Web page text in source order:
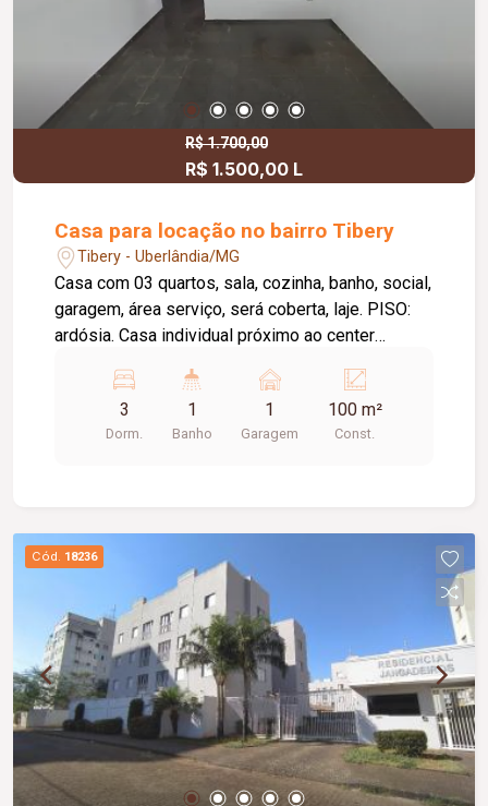
R$ 1.700,00
R$ 1.500,00 L
Casa para locação no bairro Tibery
Tibery - Uberlândia/MG
Casa com 03 quartos, sala, cozinha, banho, social,
garagem, área serviço, será coberta, laje. PISO:
ardósia. Casa individual próximo ao center
3
Dorm.
1
Banho
1
Garagem
100 m²
Const.
Cód. 18236